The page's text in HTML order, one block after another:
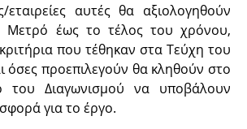
εταιρείες αυτές θα αξιολογηθούν
Μετρό έως το τέλος του χρόνου,
που τέθηκαν στα Τεύχη του
όσες προεπιλεγούν θα κληθούν στο
του Διαγωνισμού να υποβάλουν
για το έργο.